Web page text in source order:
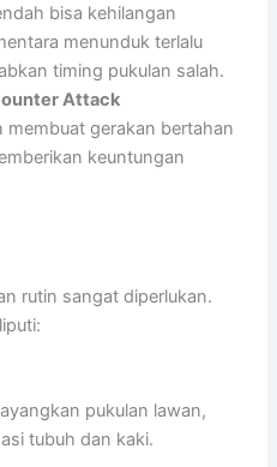
bisa kehilangan
menunduk terlalu
timing pukulan salah.
Attack
membuat gerakan bertahan
keuntungan
rutin sangat diperlukan.
pukulan lawan,
tubuh dan kaki.